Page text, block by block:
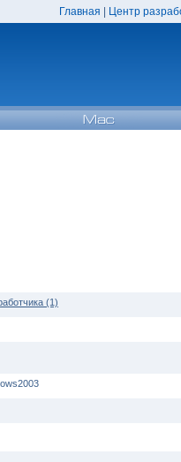
Главная Центр
(1)